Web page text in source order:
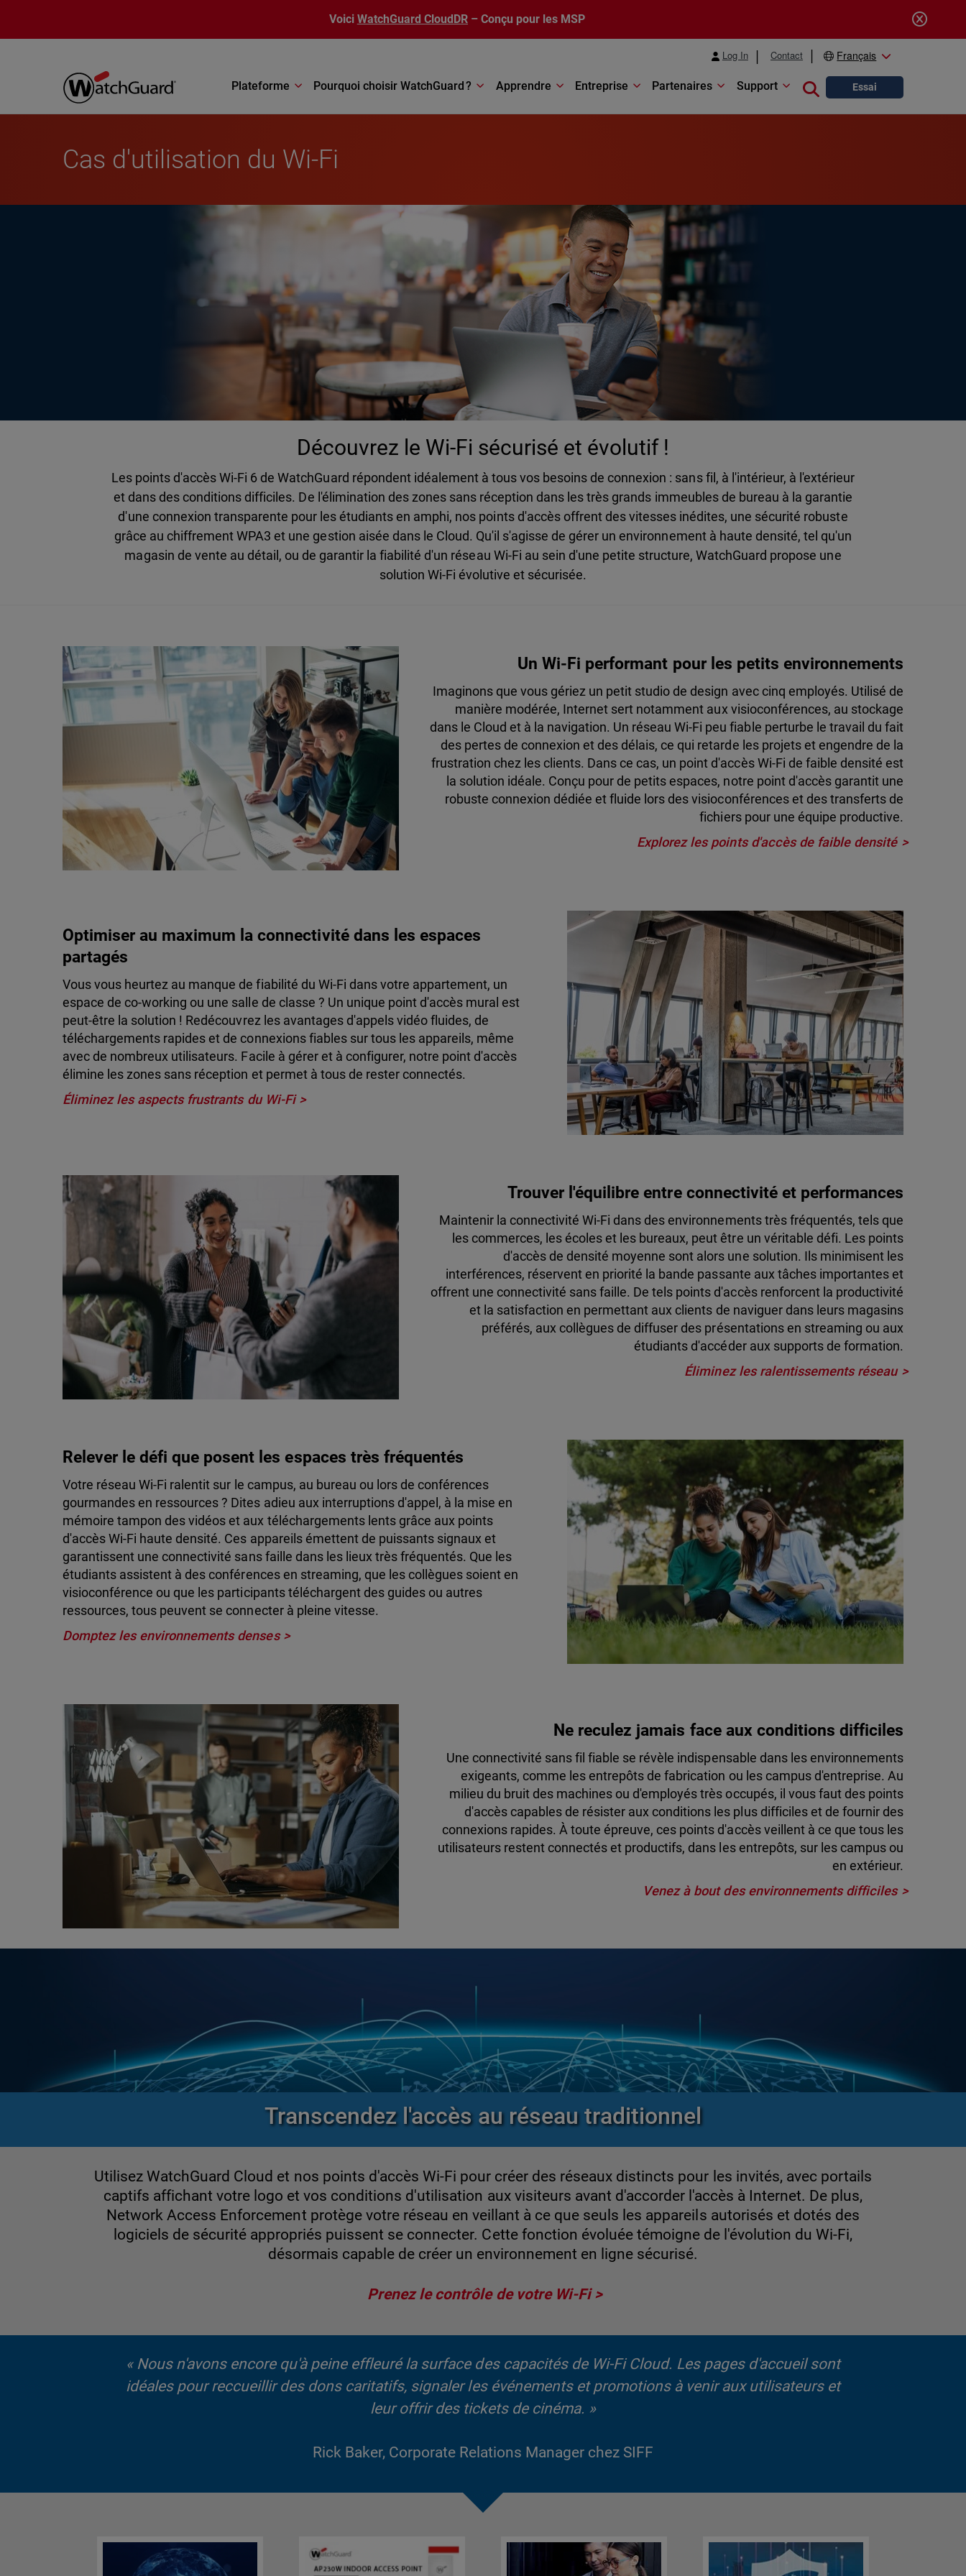
Voici WatchGuard CloudDR – Conçu pour les MSP
Log In Contact Français
Plateforme Pourquoi choisir WatchGuard ? Apprendre Entreprise Partenaires Support Close search
Essai
Cas d'utilisation du Wi-Fi
Découvrez le Wi-Fi sécurisé et évolutif !
Les points d'accès Wi-Fi 6 de WatchGuard répondent idéalement à tous vos besoins de connexion : sans fil, à l'intérieur, à l'extérieur
et dans des conditions difficiles. De l'élimination des zones sans réception dans les très grands immeubles de bureau à la garantie
d'une connexion transparente pour les étudiants en amphi, nos points d'accès offrent des vitesses inédites, une sécurité robuste
grâce au chiffrement WPA3 et une gestion aisée dans le Cloud. Qu'il s'agisse de gérer un environnement à haute densité, tel qu'un
magasin de vente au détail, ou de garantir la fiabilité d'un réseau Wi-Fi au sein d'une petite structure, WatchGuard propose une
solution Wi-Fi évolutive et sécurisée.
Un Wi-Fi performant pour les petits environnements
Imaginons que vous gériez un petit studio de design avec cinq employés. Utilisé de
manière modérée, Internet sert notamment aux visioconférences, au stockage
dans le Cloud et à la navigation. Un réseau Wi-Fi peu fiable perturbe le travail du fait
des pertes de connexion et des délais, ce qui retarde les projets et engendre de la
frustration chez les clients. Dans ce cas, un point d'accès Wi-Fi de faible densité est
la solution idéale. Conçu pour de petits espaces, notre point d'accès garantit une
robuste connexion dédiée et fluide lors des visioconférences et des transferts de
fichiers pour une équipe productive.
Explorez les points d'accès de faible densité
Optimiser au maximum la connectivité dans les espaces
partagés
Vous vous heurtez au manque de fiabilité du Wi-Fi dans votre appartement, un
espace de co-working ou une salle de classe ? Un unique point d'accès mural est
peut-être la solution ! Redécouvrez les avantages d'appels vidéo fluides, de
téléchargements rapides et de connexions fiables sur tous les appareils, même
avec de nombreux utilisateurs. Facile à gérer et à configurer, notre point d'accès
élimine les zones sans réception et permet à tous de rester connectés.
Éliminez les aspects frustrants du Wi-Fi
Trouver l'équilibre entre connectivité et performances
Maintenir la connectivité Wi-Fi dans des environnements très fréquentés, tels que
les commerces, les écoles et les bureaux, peut être un véritable défi. Les points
d'accès de densité moyenne sont alors une solution. Ils minimisent les
interférences, réservent en priorité la bande passante aux tâches importantes et
offrent une connectivité sans faille. De tels points d'accès renforcent la productivité
et la satisfaction en permettant aux clients de naviguer dans leurs magasins
préférés, aux collègues de diffuser des présentations en streaming ou aux
étudiants d'accéder aux supports de formation.
Éliminez les ralentissements réseau
Relever le défi que posent les espaces très fréquentés
Votre réseau Wi-Fi ralentit sur le campus, au bureau ou lors de conférences
gourmandes en ressources ? Dites adieu aux interruptions d'appel, à la mise en
mémoire tampon des vidéos et aux téléchargements lents grâce aux points
d'accès Wi-Fi haute densité. Ces appareils émettent de puissants signaux et
garantissent une connectivité sans faille dans les lieux très fréquentés. Que les
étudiants assistent à des conférences en streaming, que les collègues soient en
visioconférence ou que les participants téléchargent des guides ou autres
ressources, tous peuvent se connecter à pleine vitesse.
Domptez les environnements denses
Ne reculez jamais face aux conditions difficiles
Une connectivité sans fil fiable se révèle indispensable dans les environnements
exigeants, comme les entrepôts de fabrication ou les campus d'entreprise. Au
milieu du bruit des machines ou d'employés très occupés, il vous faut des points
d'accès capables de résister aux conditions les plus difficiles et de fournir des
connexions rapides. À toute épreuve, ces points d'accès veillent à ce que tous les
utilisateurs restent connectés et productifs, dans les entrepôts, sur les campus ou
en extérieur.
Venez à bout des environnements difficiles
Transcendez l'accès au réseau traditionnel
Utilisez WatchGuard Cloud et nos points d'accès Wi-Fi pour créer des réseaux distincts pour les invités, avec portails
captifs affichant votre logo et vos conditions d'utilisation aux visiteurs avant d'accorder l'accès à Internet. De plus,
Network Access Enforcement protège votre réseau en veillant à ce que seuls les appareils autorisés et dotés des
logiciels de sécurité appropriés puissent se connecter. Cette fonction évoluée témoigne de l'évolution du Wi-Fi,
désormais capable de créer un environnement en ligne sécurisé.
Prenez le contrôle de votre Wi-Fi
« Nous n'avons encore qu'à peine effleuré la surface des capacités de Wi-Fi Cloud. Les pages d'accueil sont
idéales pour reccueillir des dons caritatifs, signaler les événements et promotions à venir aux utilisateurs et
leur offrir des tickets de cinéma. »
Rick Baker, Corporate Relations Manager chez SIFF